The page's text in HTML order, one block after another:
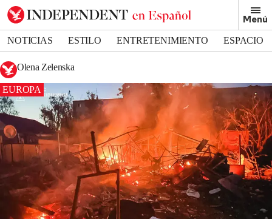
Menú
NOTICIAS ESTILO ENTRETENIMIENTO
ESPACIO
DEPORTES
Olena Zelenska
EUROPA